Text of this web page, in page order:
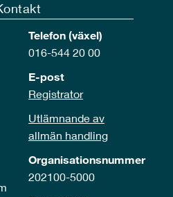
Telefon (växel)
016-544 20 00
E-post
Registrator
Utlämnande av
allmän handling
Organisationsnummer
202100-5000